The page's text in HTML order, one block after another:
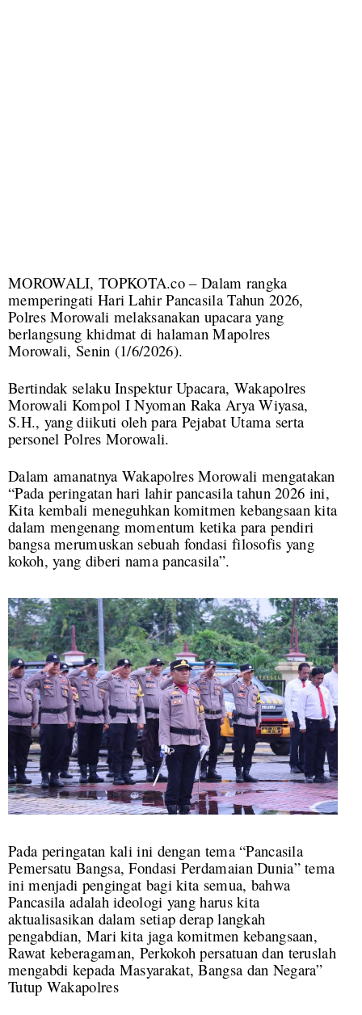
MOROWALI, TOPKOTA.co – Dalam rangka
memperingati Hari Lahir Pancasila Tahun 2026,
Polres Morowali melaksanakan upacara yang
berlangsung khidmat di halaman Mapolres
Morowali, Senin (1/6/2026).
Bertindak selaku Inspektur Upacara, Wakapolres
Morowali Kompol I Nyoman Raka Arya Wiyasa,
S.H., yang diikuti oleh para Pejabat Utama serta
personel Polres Morowali.
Dalam amanatnya Wakapolres Morowali mengatakan
“Pada peringatan hari lahir pancasila tahun 2026 ini,
Kita kembali meneguhkan komitmen kebangsaan kita
dalam mengenang momentum ketika para pendiri
bangsa merumuskan sebuah fondasi filosofis yang
kokoh, yang diberi nama pancasila”.
Pada peringatan kali ini dengan tema “Pancasila
Pemersatu Bangsa, Fondasi Perdamaian Dunia” tema
ini menjadi pengingat bagi kita semua, bahwa
Pancasila adalah ideologi yang harus kita
aktualisasikan dalam setiap derap langkah
pengabdian, Mari kita jaga komitmen kebangsaan,
Rawat keberagaman, Perkokoh persatuan dan teruslah
mengabdi kepada Masyarakat, Bangsa dan Negara”
Tutup Wakapolres